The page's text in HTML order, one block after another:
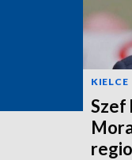
KIELCE
Szef